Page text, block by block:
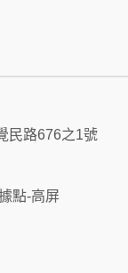
民路676之1號
點-高屏